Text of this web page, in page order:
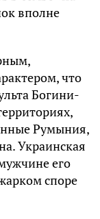
вполне
что
Богини-
Румыния,
Украинская
его
споре